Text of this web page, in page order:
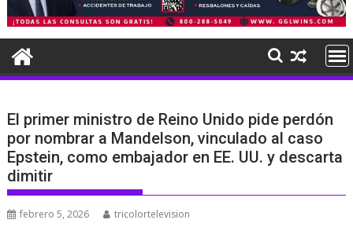
El primer ministro de Reino Unido pide perdón
por nombrar a Mandelson, vinculado al caso
Epstein, como embajador en EE. UU. y descarta
dimitir
febrero 5, 2026 tricolortelevision